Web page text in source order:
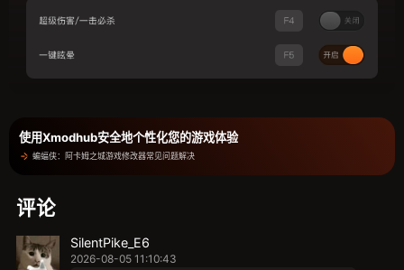
使用Xmodhub安全地个性化您的游戏体验
蝙蝠侠：阿卡姆之城游戏修改器常见问题解决
评论
SilentPike_E6
2026-08-05 11:10:43